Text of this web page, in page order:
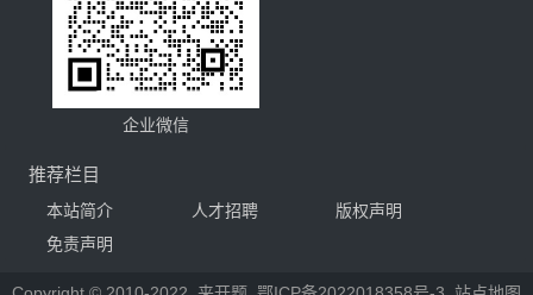
企业微信
推荐栏目
本站简介 人才招聘
版权声明
免责声明